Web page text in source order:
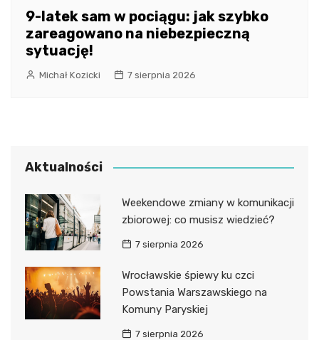
9-latek sam w pociągu: jak szybko
zareagowano na niebezpieczną
sytuację!
Michał Kozicki 7 sierpnia 2026
Aktualności
Weekendowe zmiany w komunikacji
zbiorowej: co musisz wiedzieć?
7 sierpnia 2026
Wrocławskie śpiewy ku czci
Powstania Warszawskiego na
Komuny Paryskiej
7 sierpnia 2026